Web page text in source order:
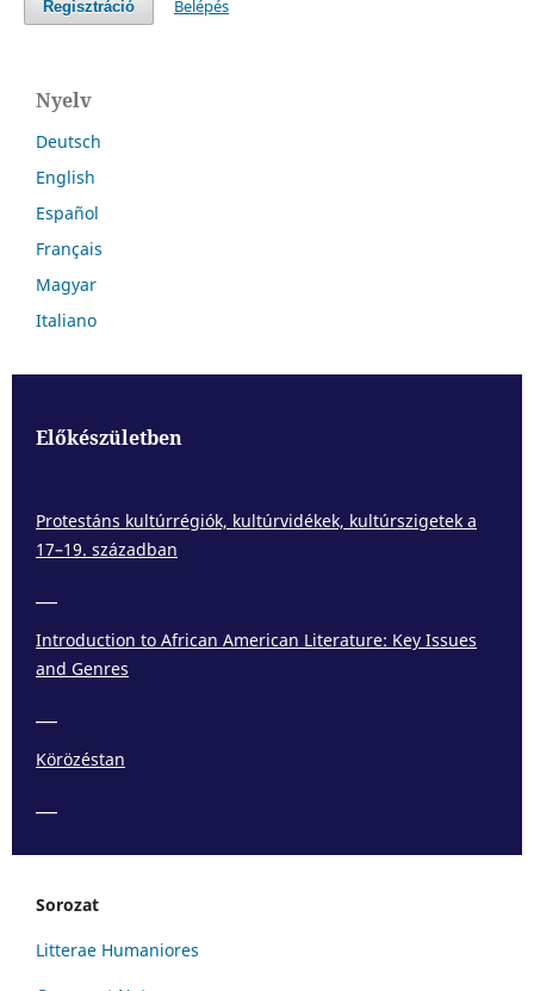
Regisztráció Belépés
Nyelv
Deutsch
English
Español
Français
Magyar
Italiano
Előkészületben
Protestáns kultúrrégiók, kultúrvidékek, kultúrszigetek a
17–19. században
Introduction to African American Literature: Key Issues
and Genres
Körözéstan
Sorozat
Litterae Humaniores